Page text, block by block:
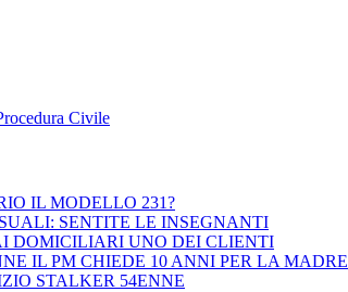
Civile
IL MODELLO 231?
SENTITE LE INSEGNANTI
DOMICILIARI UNO DEI CLIENTI
IL PM CHIEDE 10 ANNI PER LA MADRE
STALKER 54ENNE